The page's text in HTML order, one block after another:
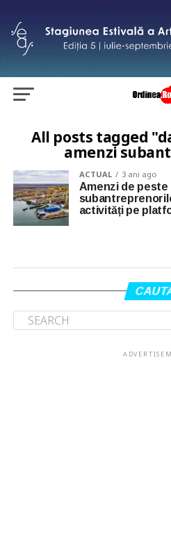
All posts tagged
amenzi
ACTUAL 3 ani ago
Amenzi de peste
activități pe